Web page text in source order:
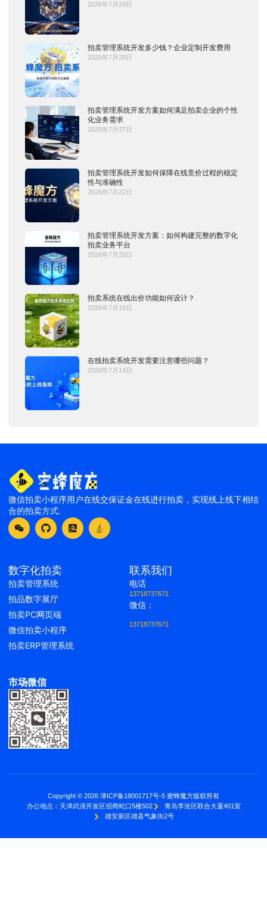
2026年7月29日
拍卖管理系统开发多少钱？企业定制开发费用
2026年7月28日
拍卖管理系统开发方案如何满足拍卖企业的个性
化业务需求
2026年7月27日
拍卖管理系统开发如何保障在线竞价过程的稳定
性与准确性
2026年7月22日
拍卖管理系统开发方案：如何构建完整的数字化
拍卖业务平台
2026年7月20日
拍卖系统在线出价功能如何设计？
2026年7月16日
在线拍卖系统开发需要注意哪些问题？
2026年7月14日
微信拍卖小程序用户在线交保证金在线进行拍卖，实现线上线下相结
合的拍卖方式.
数字化拍卖
拍卖管理系统
拍品数字展厅
拍卖PC网页端
微信拍卖小程序
拍卖ERP管理系统
联系我们
电话
13718737671
微信：
13718737671
市场微信
Copyright © 2026 津ICP备18001717号-5 蜜蜂魔方版权所有
办公地点： 天津武清开发区招商蛇口5楼502
青岛李沧区联合大厦401室
雄安新区雄县气象街2号